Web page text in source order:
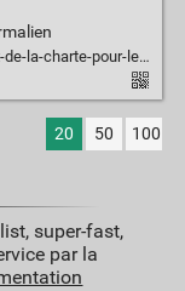
le-bon-usage-de-la-vap/
20 50 100
super-fast,
par la